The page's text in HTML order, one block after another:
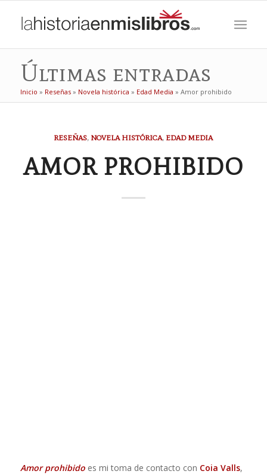
Últimas entradas
Inicio » Reseñas» Novela histórica » Edad Media » Amor prohibido
RESEÑAS, NOVELA HISTÓRICA, EDAD MEDIA
AMOR PROHIBIDO
Amor prohibidoes mi toma de contacto con Coia Valls,